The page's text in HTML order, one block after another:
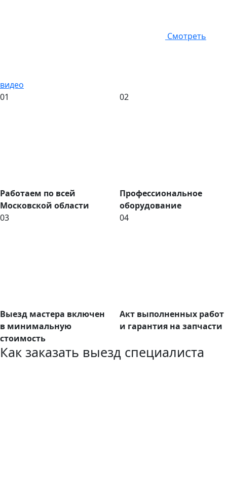
Смотреть
видео
01
Работаем по всей
Московской области
02
Профессиональное
оборудование
03
Выезд мастера включен
в минимальную
стоимость
04
Акт выполненных работ
и гарантия на запчасти
Как заказать выезд специалиста